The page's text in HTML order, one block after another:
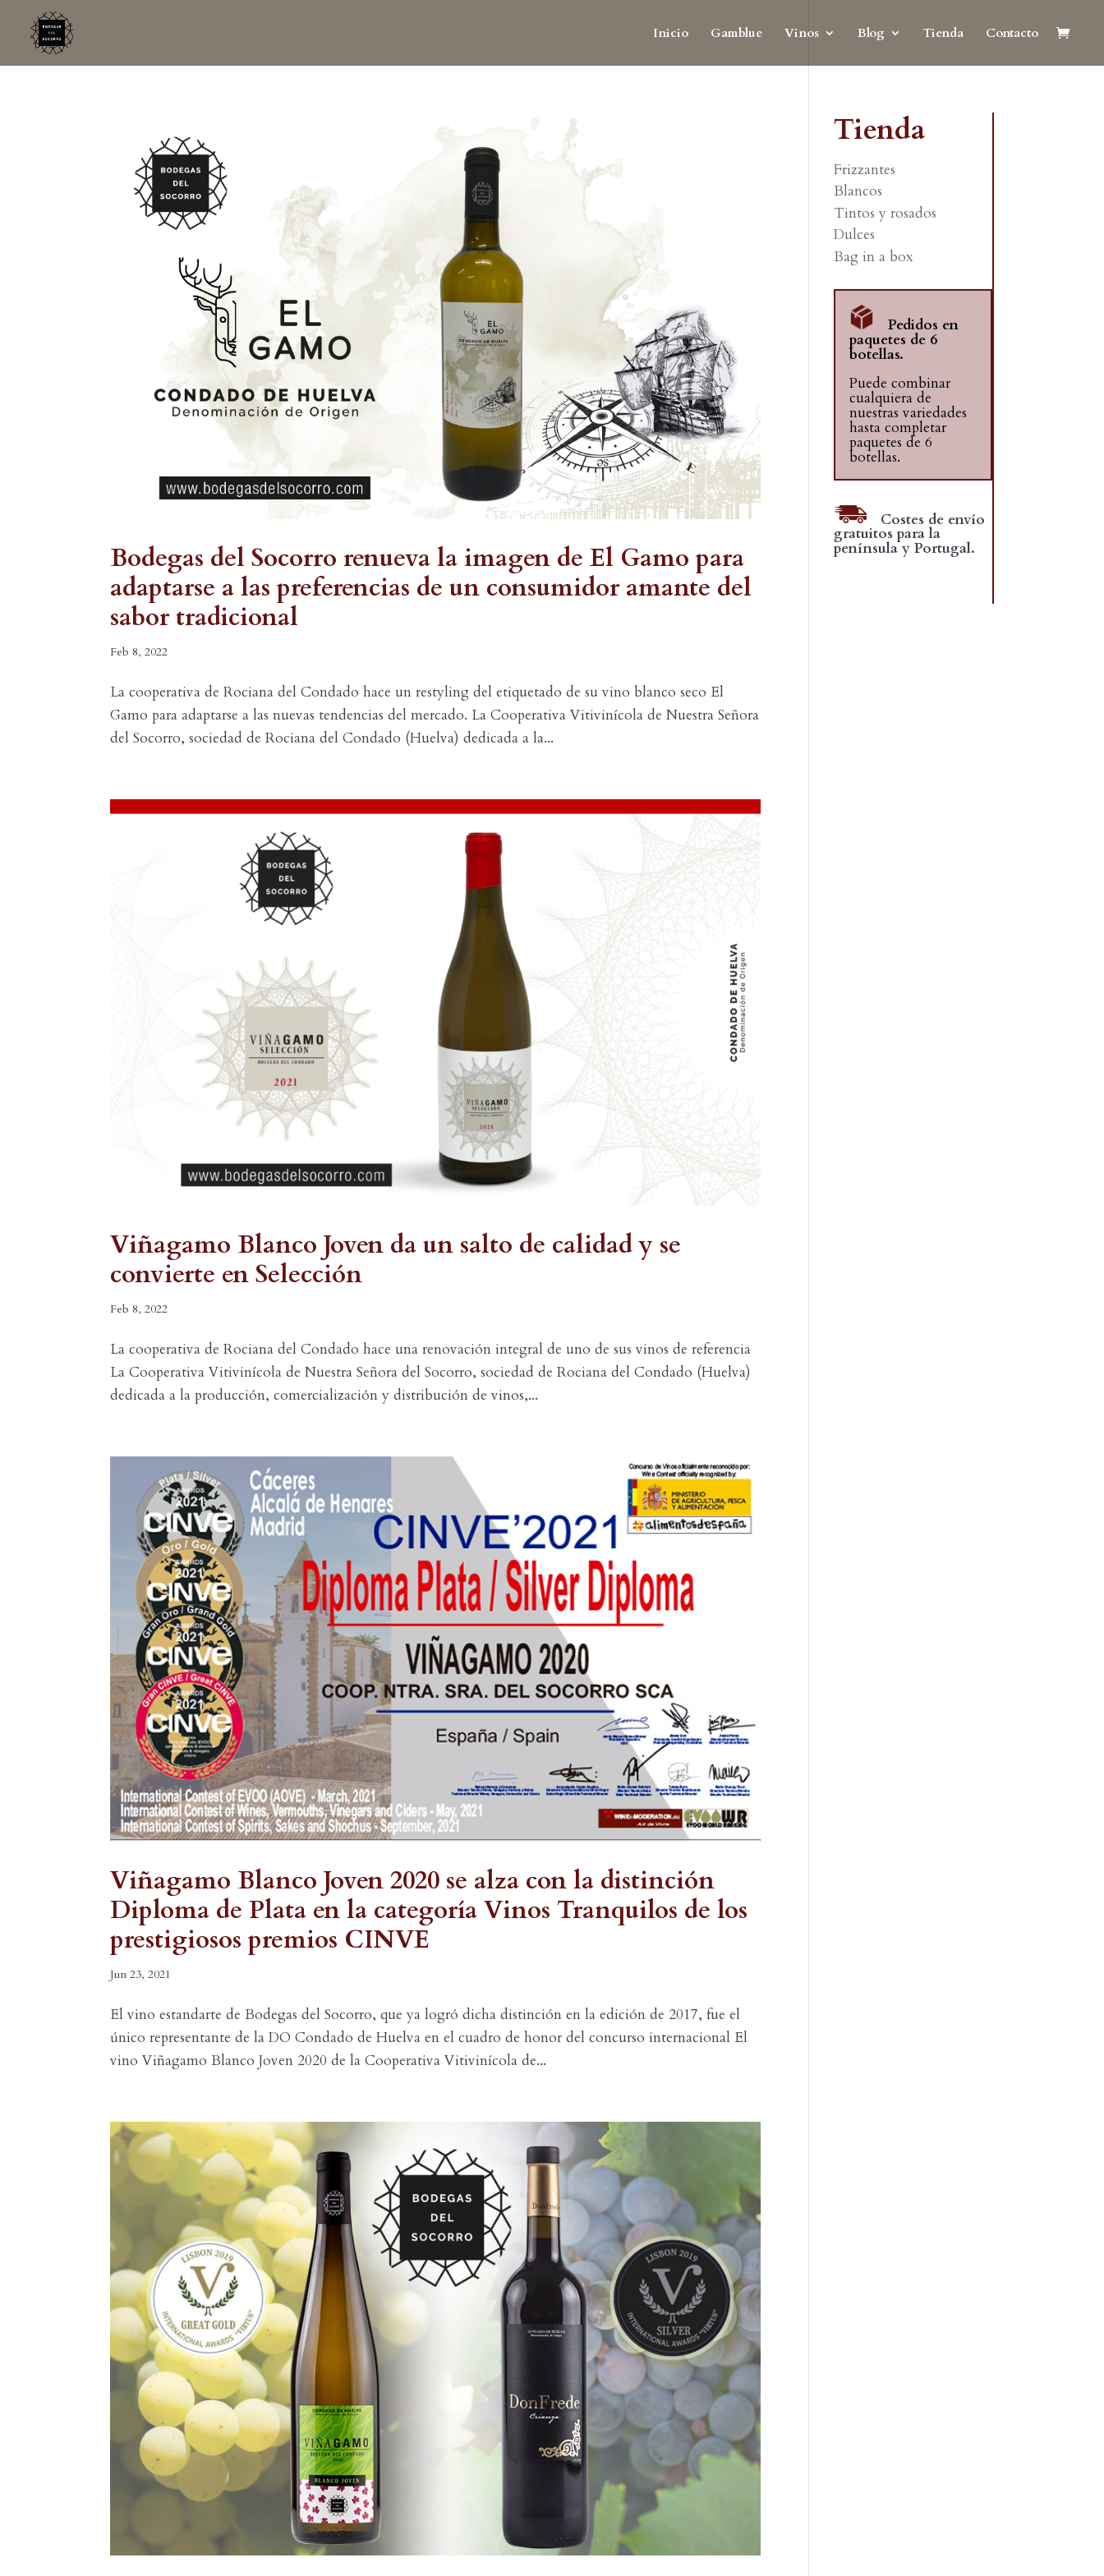
Inicio Gamblue Vinos Blog Tienda Contacto
Bodegas del Socorro renueva la imagen de El Gamo para
adaptarse a las preferencias de un consumidor amante del
sabor tradicional
Feb 8, 2022
La cooperativa de Rociana del Condado hace un restyling del etiquetado de su vino blanco seco El
Gamo para adaptarse a las nuevas tendencias del mercado. La Cooperativa Vitivinícola de Nuestra Señora
del Socorro, sociedad de Rociana del Condado (Huelva) dedicada a la...
Viñagamo Blanco Joven da un salto de calidad y se
convierte en Selección
Feb 8, 2022
La cooperativa de Rociana del Condado hace una renovación integral de uno de sus vinos de referencia
La Cooperativa Vitivinícola de Nuestra Señora del Socorro, sociedad de Rociana del Condado (Huelva)
dedicada a la producción, comercialización y distribución de vinos,...
Viñagamo Blanco Joven 2020 se alza con la distinción
Diploma de Plata en la categoría Vinos Tranquilos de los
prestigiosos premios CINVE
Jun 23, 2021
El vino estandarte de Bodegas del Socorro, que ya logró dicha distinción en la edición de 2017, fue el
único representante de la DO Condado de Huelva en el cuadro de honor del concurso internacional El
vino Viñagamo Blanco Joven 2020 de la Cooperativa Vitivinícola de...
Tienda
Frizzantes
Blancos
Tintos y rosados
Dulces
Bag in a box
Pedidos en
paquetes de 6
botellas.
Puede combinar
cualquiera de
nuestras variedades
hasta completar
paquetes de 6
botellas.
Costes de envío
gratuitos para la
península y Portugal.